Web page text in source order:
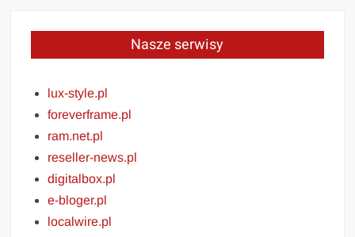
Nasze serwisy
lux-style.pl
foreverframe.pl
ram.net.pl
reseller-news.pl
digitalbox.pl
e-bloger.pl
localwire.pl